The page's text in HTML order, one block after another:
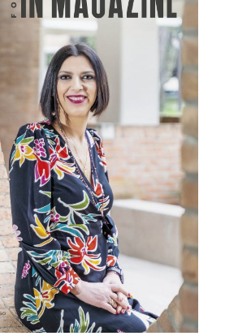
Forlì IN Magazine 02/2026
Forlì IN RivistaHome